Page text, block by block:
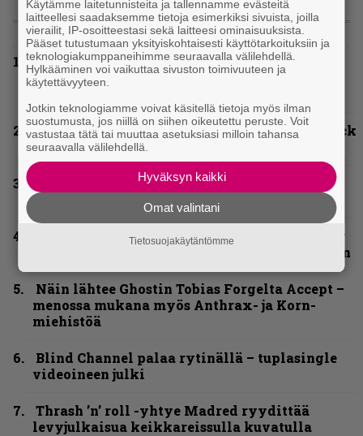
LUETUIMMAT
Hellsinki Metal Festival kuvina, osa 1 –
Accept, Carcass, Black Label Society ja muita
avauspäivän esiintyjiä
Espoon syyskuu käynnistyy kotimaisen black
metalin merkeissä
”Mitalini näyttää ihan plektralta” – huippu-
uimari jamittelee Megadethiä palkinnollaan
Kunnianosoitus hyiselle Pohjolalle – Shining
hyppäsi keskelle kinoksia uudella videollaan
Näin lähtee Ghostin Tobias Forgelta Accept –
menossa mukana myös Anthrax- ja Korn-
miehistöä
Blind Channel palaa rytinällä – tuplasingle
videoineen julki
Thrash ’n’ roll -yhtye Madred ryydittää
levyjulkaisua keikkareissulla kuvatulla
Käytämme laitetunnisteita ja tallennamme evästeitä
laitteellesi saadaksemme tietoja esimerkiksi sivuista, joilla
vierailit, IP-osoitteestasi sekä laitteesi ominaisuuksista.
Pääset tutustumaan yksityiskohtaisesti käyttötarkoituksiin ja
teknologiakumppaneihimme seuraavalla välilehdellä.
Hylkääminen voi vaikuttaa sivuston toimivuuteen ja
käytettävyyteen.
Jotkin teknologiamme voivat käsitellä tietoja myös ilman
suostumusta, jos niillä on siihen oikeutettu peruste. Voit
vastustaa tätä tai muuttaa asetuksiasi milloin tahansa
seuraavalla välilehdellä.
Hyväksyn kaikki
Omat valintani
Tietosuojakäytäntömme